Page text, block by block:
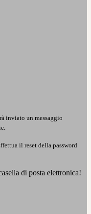
inviato un messaggio
il reset della password
di posta elettronica!